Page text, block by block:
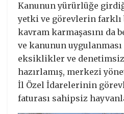
Kanunun yürürlüğe
yetki ve görevlerin farklı
kavram karmaşasını da
ve kanunun
eksiklikler ve
hazırlamış, merkezi
İl Özel İdarelerinin
faturası sahipsiz